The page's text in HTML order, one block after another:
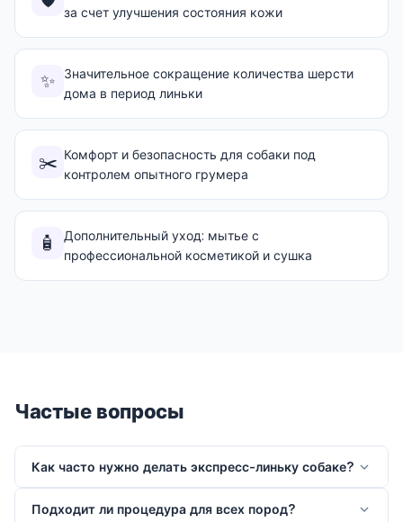
за счет улучшения состояния кожи
✨
Значительное сокращение количества шерсти
дома в период линьки
✂️ Комфорт и безопасность для собаки под
контролем опытного грумера
🧴
Дополнительный уход: мытье с
профессиональной косметикой и сушка
Частые вопросы
Как часто нужно делать экспресс-линьку собаке?
Подходит ли процедура для всех пород?